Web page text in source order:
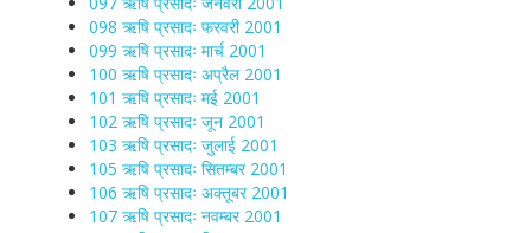
098 ऋषि प्रसादः फरवरी 2001
099 ऋषि प्रसादः मार्च 2001
100 ऋषि प्रसादः अप्रैल 2001
101 ऋषि प्रसादः मई 2001
102 ऋषि प्रसादः जून 2001
103 ऋषि प्रसादः जुलाई 2001
105 ऋषि प्रसादः सितम्बर 2001
106 ऋषि प्रसादः अक्तूबर 2001
107 ऋषि प्रसादः नवम्बर 2001